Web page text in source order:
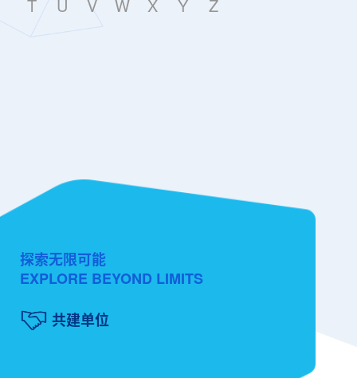
T
U V W X Y Z
探索无限可能
EXPLORE BEYOND LIMITS
共建单位